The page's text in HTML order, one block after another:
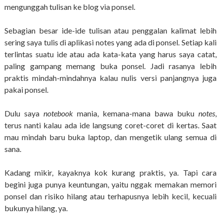
mengunggah tulisan ke blog via ponsel.
Sebagian besar ide-ide tulisan atau penggalan kalimat lebih
sering saya tulis di aplikasi notes yang ada di ponsel. Setiap kali
terlintas suatu ide atau ada kata-kata yang harus saya catat,
paling gampang memang buka ponsel. Jadi rasanya lebih
praktis mindah-mindahnya kalau nulis versi panjangnya juga
pakai ponsel.
Dulu saya notebookmania, kemana-mana bawa bukunotes,
terus nanti kalau ada ide langsung coret-coret di kertas. Saat
mau mindah baru buka laptop, dan mengetik ulang semua di
sana.
Kadang mikir, kayaknya kok kurang praktis, ya. Tapi cara
begini juga punya keuntungan, yaitu nggak memakan memori
ponsel dan risiko hilang atau terhapusnya lebih kecil, kecuali
bukunya hilang, ya.